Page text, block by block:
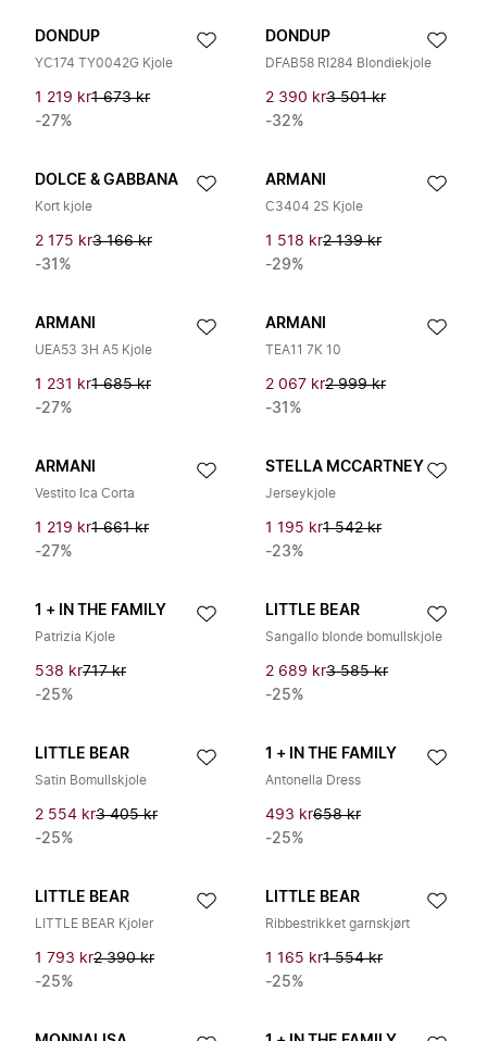
DONDUP
YC174 TY0042G Kjole
1 219 kr1 673 kr
-27%
DONDUP
DFAB58 RI284 Blondiekjole
2 390 kr3 501 kr
-32%
DOLCE & GABBANA
Kort kjole
2 175 kr3 166 kr
-31%
ARMANI
C3404 2S Kjole
1 518 kr2 139 kr
-29%
ARMANI
UEA53 3H A5 Kjole
1 231 kr1 685 kr
-27%
ARMANI
TEA11 7K 10
2 067 kr2 999 kr
-31%
ARMANI
Vestito Ica Corta
1 219 kr1 661 kr
-27%
STELLA MCCARTNEY
Jerseykjole
1 195 kr1 542 kr
-23%
1 + IN THE FAMILY
Patrizia Kjole
538 kr717 kr
-25%
LITTLE BEAR
Sangallo blonde bomullskjole
2 689 kr3 585 kr
-25%
LITTLE BEAR
Satin Bomullskjole
2 554 kr3 405 kr
-25%
1 + IN THE FAMILY
Antonella Dress
493 kr658 kr
-25%
LITTLE BEAR
LITTLE BEAR Kjoler
1 793 kr2 390 kr
-25%
LITTLE BEAR
Ribbestrikket garnskjørt
1 165 kr1 554 kr
-25%